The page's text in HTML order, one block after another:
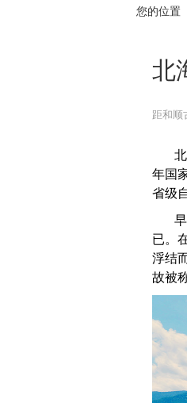
您的位置
北
距和顺
年国
省级
已。
浮结
故被